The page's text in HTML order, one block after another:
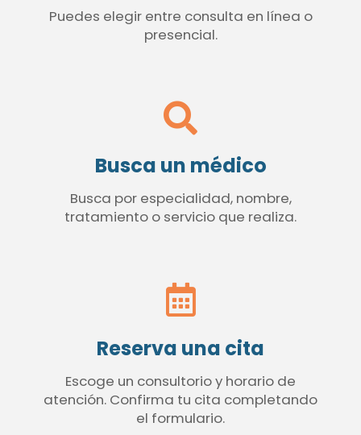
Puedes elegir entre consulta en línea o
presencial.
Busca un médico
Busca por especialidad, nombre,
tratamiento o servicio que realiza.
Reserva una cita
Escoge un consultorio y horario de
atención. Confirma tu cita completando
el formulario.